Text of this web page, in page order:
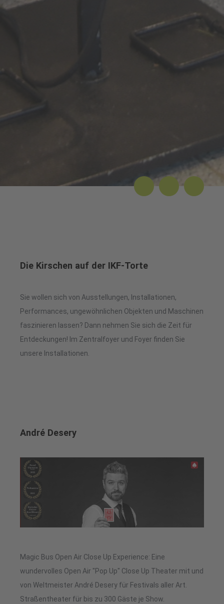
Die Kirschen auf der IKF-Torte
Sie wollen sich von Ausstellungen, Installationen,
Performances, ungewöhnlichen Objekten und Maschinen
faszinieren lassen? Dann nehmen Sie sich die Zeit für
Entdeckungen! Im Zentralfoyer und Foyer finden Sie
unsere Installationen.
André Desery
Magic Bus Open Air Close Up Experience: Eine
wundervolles Open Air "Pop Up" Close Up Theater mit und
von Weltmeister André Desery für Festivals aller Art.
Straßentheater für bis zu 300 Gäste je Show.